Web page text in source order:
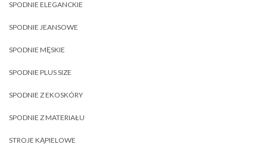
SPODNIE ELEGANCKIE
SPODNIE JEANSOWE
SPODNIE MĘSKIE
SPODNIE PLUS SIZE
SPODNIE Z EKOSKÓRY
SPODNIE Z MATERIAŁU
STROJE KĄPIELOWE